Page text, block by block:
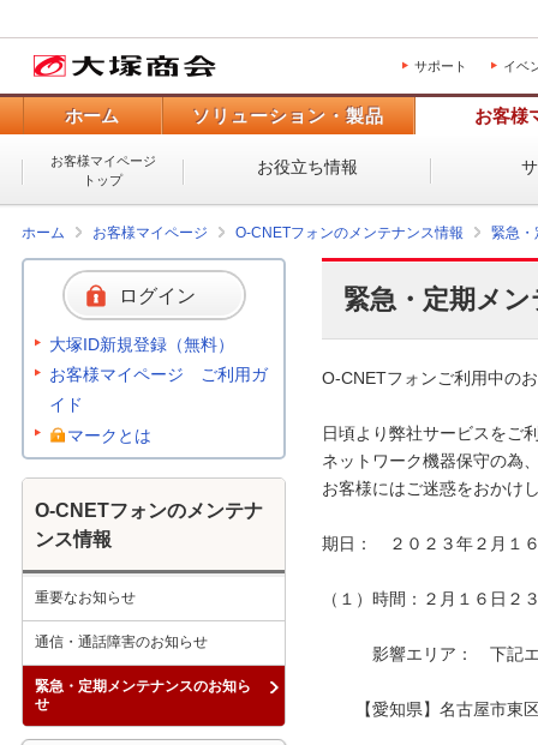
サポート イベ
ホーム ソリューション・製品 お客様
お客様マイページ
トップ
お役立ち情報
ホーム お客様マイページ O-CNETフォンのメンテナンス情報 緊急・
緊急・定期メ
O-CNETフォンご利用中の
日頃より弊社サービスをご
ネットワーク機器保守の為
お客様にはご迷惑をおかけ
期日：　２０２３年２月１
（１）時間：２月１６日２
影響エリア：　下記エ
【愛知県】名古屋市東区
ログイン
大塚ID新規登録（無料）
お客様マイページ ご利用ガ
イド
マークとは
O-CNETフォンのメンテナ
ンス情報
重要なお知らせ
通信・通話障害のお知らせ
緊急・定期メンテナンスのお知ら
せ